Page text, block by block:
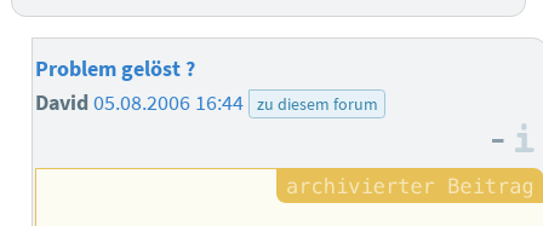
Problem gelöst ?
David05.08.2006 16:44 zu diesem forum
–